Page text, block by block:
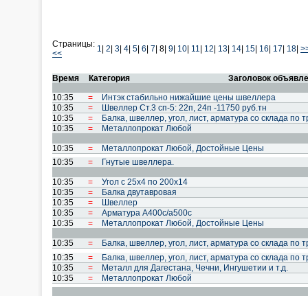
Страницы:
<<
1 2 3 4 5 6 7 8| 9 10 11 12 13 14 15 16 17 18
Время Категория
Заголовок
10:35
=
Интэк стабильно нижайшие цены швеллера
10:35
=
Швеллер Cт.3 cп-5: 22п, 24п -11750 руб.тн
10:35
=
Балка, швеллер, угол, лист, арматура со склада по
10:35
= Металлопрокат Любой
10:35 =
Металлопрокат Любой, Достойные Цены
10:35
= Гнутые швеллера.
10:35 =
Угол с 25х4 по 200х14
10:35
=
Балка двутавровая
10:35
=
Швеллер
10:35
=
Арматура А400с/а500с
10:35
= Металлопрокат Любой, Достойные Цены
10:35 =
Балка, швеллер, угол, лист, арматура со склада по
10:35
=
Балка, швеллер, угол, лист, арматура со склада по
10:35
=
Металл для Дагестана, Чечни, Ингушетии и т.д.
10:35
= Металлопрокат Любой